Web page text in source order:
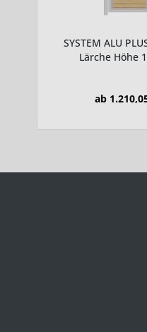
SYSTEM ALU
Lärche Höhe
ab